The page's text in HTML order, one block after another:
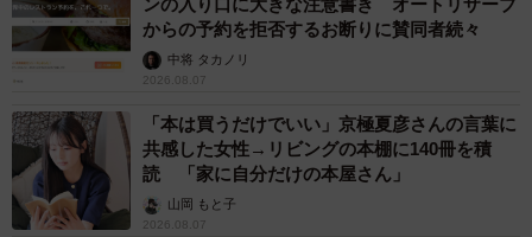
からの予約を拒否するお断りに賛同者続々
中将 タカノリ
2026.08.07
「本は買うだけでいい」京極夏彦さんの言葉に
共感した女性→リビングの本棚に140冊を積
読 「家に自分だけの本屋さん」
山岡 もと子
2026.08.07